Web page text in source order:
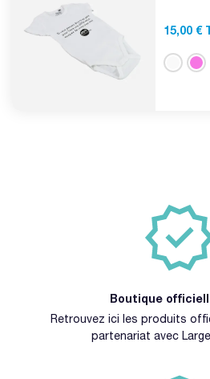
15,00 €
Boutique
Retrouvez ici les produits
partenariat avec